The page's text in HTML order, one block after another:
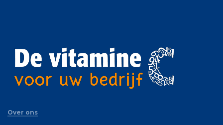
Over ons